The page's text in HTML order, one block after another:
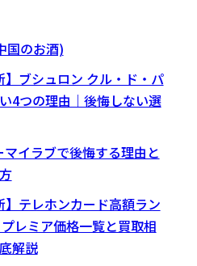
国のお酒)
】ブシュロン クル・ド・パ
4つの理由｜後悔しない選
マイラブで後悔する理由と
】テレホンカード高額ラン
レミア価格一覧と買取相
解説